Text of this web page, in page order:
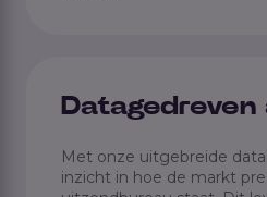
Datagedreven
Met onze uitgebreide
inzicht in hoe de markt